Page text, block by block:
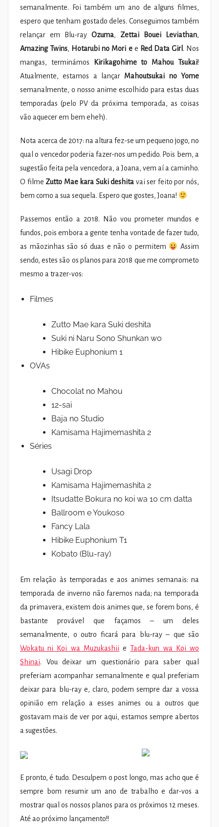
semanalmente. Foi também um ano de alguns filmes,
espero que tenham gostado deles. Conseguimos também
relançar em Blu-ray Ozuma, Zettai Bouei Leviathan,
Amazing Twins, Hotarubi no Mori ee Red Data Girl . Nos
mangas, terminámos
Kirikagohime to Mahou Tsukai!
Atualmente, estamos a lançar Mahoutsukai no Yome
semanalmente, o nosso anime escolhido para estas duas
temporadas (pelo PV da próxima temporada, as coisas
vão aquecer em bem eheh).
Nota acerca de 2017: na altura fez-se um pequeno jogo, no
qual o vencedor poderia fazer-nos um pedido. Pois bem, a
sugestão feita pela vencedora, a Joana, vem aí a caminho.
O filme Zutto Mae kara Suki deshita vai ser feito por nós,
bem como a sua sequela. Espero que gostes, Joana!
Passemos então a 2018. Não vou prometer mundos e
fundos, pois embora a gente tenha vontade de fazer tudo,
as mãozinhas são só duas e não o permitem
Assim
sendo, estes são os planos para 2018 que me comprometo
mesmo a trazer-vos:
Filmes
Zutto Mae kara Suki deshita
Suki ni Naru Sono Shunkan wo
Hibike Euphonium 1
OVAs
Chocolat no Mahou
12-sai
Baja no Studio
Kamisama Hajimemashita 2
Séries
Usagi Drop
Kamisama Hajimemashita 2
Itsudatte Bokura no koi wa 10 cm datta
Ballroom e Youkoso
Fancy Lala
Hibike Euphonium T1
Kobato (Blu-ray)
Em relação às temporadas e aos animes semanais: na
temporada de inverno não faremos nada; na temporada
da primavera, existem dois animes que, se forem bons, é
bastante provável que façamos – um deles
semanalmente, o outro ficará para blu-ray – que são
Wokatu ni Koi wa Muzukashii eTada-kun wa Koi wo
Shinai. Vou deixar um questionário para saber qual
preferiam acompanhar semanalmente e qual preferiam
deixar para blu-ray e, claro, podem sempre dar a vossa
opinião em relação a esses animes ou a outros que
gostavam mais de ver por aqui, estamos sempre abertos
a sugestões.
E pronto, é tudo. Desculpem o post longo, mas acho que é
sempre bom resumir um ano de trabalho e dar-vos a
mostrar qual os nossos planos para os próximos 12 meses.
Até ao próximo lançamento!!